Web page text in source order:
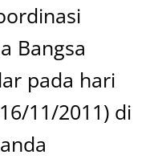
Bangsa
pada hari
11/2011) di